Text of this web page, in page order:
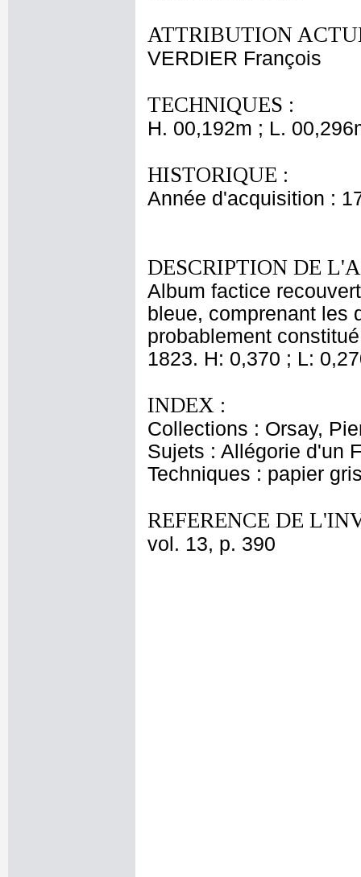
ATTRIBUTION
VERDIER François
TECHNIQUES :
H. 00,192m ; L.
HISTORIQUE :
Année d'acquisition :
DESCRIPTION DE
Album factice
bleue, comprenant les
probablement
1823. H: 0,370 ; L:
INDEX :
Collections : Orsay,
Sujets : Allégorie d'un
Techniques : papier
REFERENCE DE
vol. 13, p. 390